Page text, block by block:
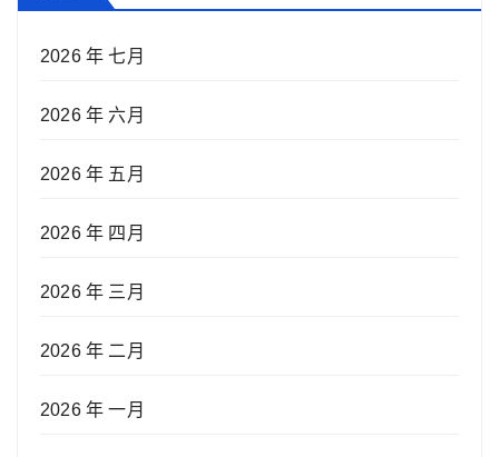
2026 年 七月
2026 年 六月
2026 年 五月
2026 年 四月
2026 年 三月
2026 年 二月
2026 年 一月